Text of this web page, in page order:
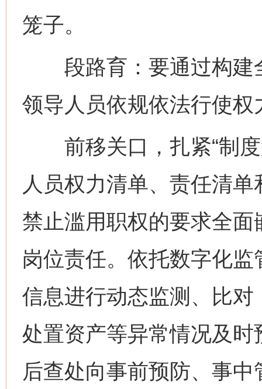
笼子。
段路育：要通过构建
领导人员依规依法行使权
前移关口，扎紧“制度
人员权力清单、责任清
禁止滥用职权的要求全
岗位责任。依托数字化
信息进行动态监测、比
处置资产等异常情况及
后查处向事前预防、事中